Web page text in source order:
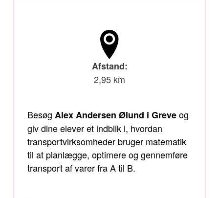
Afstand:
2,95 km
Besøg Alex Andersen Ølund i Greveog
giv dine elever et indblik i, hvordan
transportvirksomheder bruger matematik
til at planlægge, optimere og gennemføre
transport af varer fra A til B.